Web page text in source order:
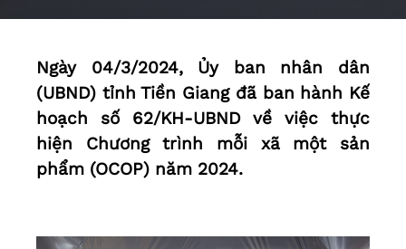
Ngày 04/3/2024, Ủy ban nhân dân
(UBND) tỉnh Tiền Giang đã ban hành Kế
hoạch số 62/KH-UBND về việc thực
hiện Chương trình mỗi xã một sản
phẩm (OCOP) năm 2024.